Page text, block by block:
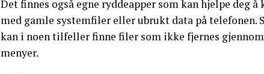
Det finnes også egne ryddeapper som kan hjelpe deg
med gamle systemfiler eller ubrukt data på telefonen.
kan i noen tilfeller finne filer som ikke fjernes
menyer.